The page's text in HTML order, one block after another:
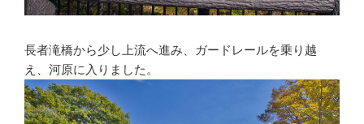
長者滝橋から少し上流へ進み、ガードレールを乗り越
え、河原に入りました。